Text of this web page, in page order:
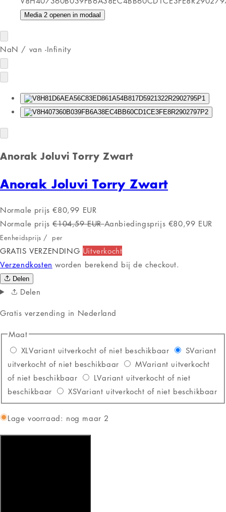
Media 2 openen in modaal
NaN / van -Infinity
Anorak Joluvi Torry Zwart
Anorak Joluvi Torry Zwart
Normale prijs €80,99 EUR
Normale prijs €104,59 EURAanbiedingsprijs €80,99 EUR
Eenheidsprijs / per
GRATIS VERZENDING Uitverkocht
Verzendkosten worden berekend bij de checkout.
Delen
Delen
Gratis verzending in Nederland
Maat
XLVariant uitverkocht of niet beschikbaar SVariant
uitverkocht of niet beschikbaar
MVariant uitverkocht
of niet beschikbaar
LVariant uitverkocht of niet
beschikbaar
XSVariant uitverkocht of niet beschikbaar
Lage voorraad: nog maar 2